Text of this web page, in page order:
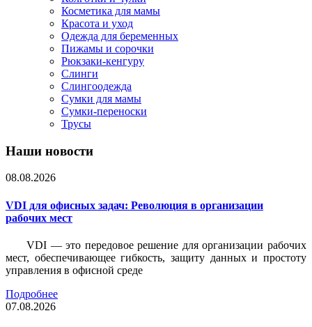
Косметика для мамы
Красота и уход
Одежда для беременных
Пижамы и сорочки
Рюкзаки-кенгуру
Слинги
Слингоодежда
Сумки для мамы
Сумки-переноски
Трусы
Наши новости
08.08.2026
VDI для офисных задач: Революция в организации
рабочих мест
VDI — это передовое решение для организации рабочих
мест, обеспечивающее гибкость, защиту данных и простоту
управления в офисной среде
Подробнее
07.08.2026